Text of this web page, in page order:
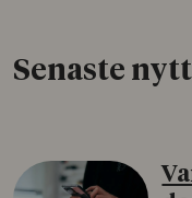
Senaste nytt